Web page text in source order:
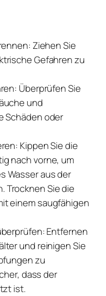
Ziehen Sie
Gefahren zu
Überprüfen Sie
und
Schäden oder
Kippen Sie die
nach vorne, um
Wasser aus der
Trocknen Sie die
einem saugfähigen
Entfernen
und reinigen Sie
zu
dass der
ist.